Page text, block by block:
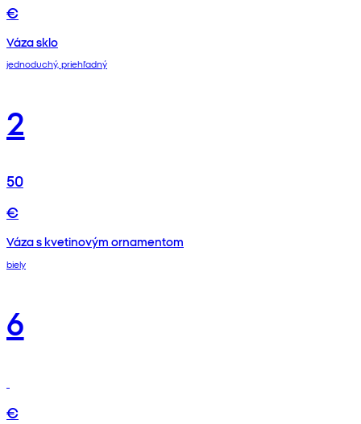
€
Váza sklo
jednoduchý, priehľadný
2
50
€
Váza s kvetinovým ornamentom
biely
6
€